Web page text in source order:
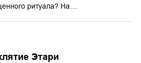
ритуала? На…
Этари